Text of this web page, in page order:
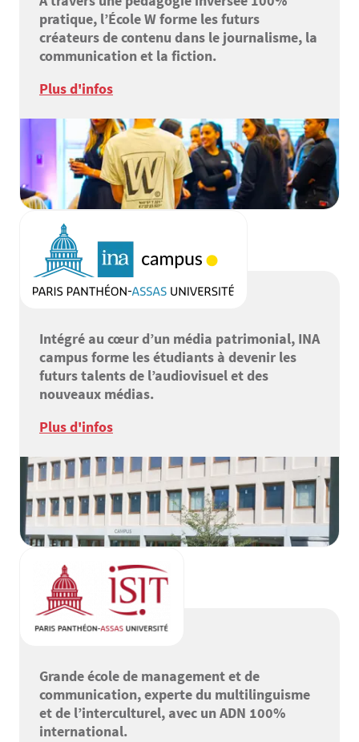
pratique, l’École W forme les futurs
créateurs de contenu dans le journalisme, la
communication et la fiction.
Plus d'infos
Intégré au cœur d’un média patrimonial, INA
campus forme les étudiants à devenir les
futurs talents de l’audiovisuel et des
nouveaux médias.
Plus d'infos
Grande école de management et de
communication, experte du multilinguisme
et de l’interculturel, avec un ADN 100%
international.